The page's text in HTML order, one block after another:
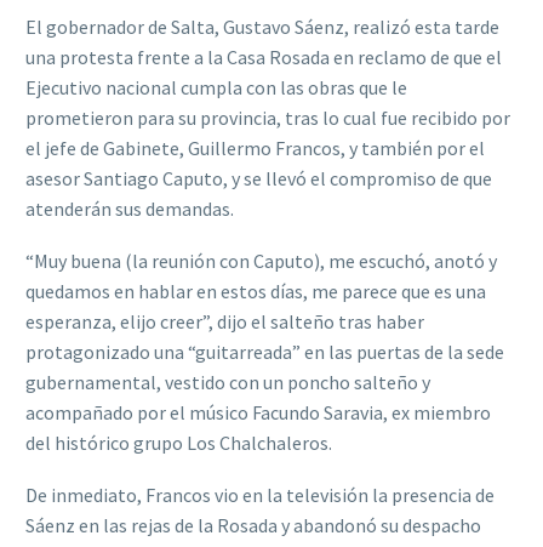
El gobernador de Salta, Gustavo Sáenz, realizó esta tarde
una protesta frente a la Casa Rosada en reclamo de que el
Ejecutivo nacional cumpla con las obras que le
prometieron para su provincia, tras lo cual fue recibido por
el jefe de Gabinete, Guillermo Francos, y también por el
asesor Santiago Caputo, y se llevó el compromiso de que
atenderán sus demandas.
“Muy buena (la reunión con Caputo), me escuchó, anotó y
quedamos en hablar en estos días, me parece que es una
esperanza, elijo creer”, dijo el salteño tras haber
protagonizado una “guitarreada” en las puertas de la sede
gubernamental, vestido con un poncho salteño y
acompañado por el músico Facundo Saravia, ex miembro
del histórico grupo Los Chalchaleros.
De inmediato, Francos vio en la televisión la presencia de
Sáenz en las rejas de la Rosada y abandonó su despacho